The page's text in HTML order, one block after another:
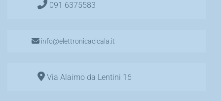
091 6375583
info@elettronicacicala.it
Via Alaimo da Lentini 16